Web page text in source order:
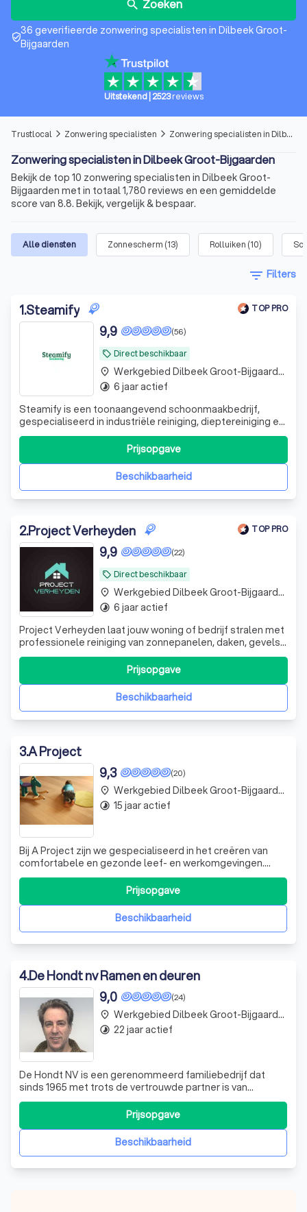
search Zoeken
verified_user
36 geverifieerde zonwering specialisten in Dilbeek Groot-
Bijgaarden
Uitstekend| 2523 reviews
Trustlocal arrow_forward_ios Zonwering specialisten arrow_forward_ios Zonwering specialisten in Dilbeek Groot-Bijgaarden
Zonwering specialisten in Dilbeek Groot-Bijgaarden
Bekijk de top 10 zonwering specialisten in Dilbeek Groot-
Bijgaarden met in totaal 1,780 reviews en een gemiddelde
score van 8.8. Bekijk, vergelijk & bespaar.
Alle diensten Zonnescherm (13) Rolluiken (10)
filter_list Filters
1.Steamify TOP PRO
local_offer Direct beschikbaar
(56)
9,9
Steamify is een toonaangevend schoonmaakbedrijf,
gespecialiseerd in industriële reiniging, dieptereiniging en
ontstoffingswerken. Met een passie voor orde, netheid en
kwaliteit bieden wij gespecialiseerde
schoonmaakoplossingen voor bedrijven in de
voedingsindustrie, horeca, grootkeukens, koel- en vr
Beschikbaarheid
Prijsopgave
place Werkgebied Dilbeek Groot-Bijgaarden
timelapse 6 jaar actief
2.Project Verheyden TOP PRO
local_offer Direct beschikbaar
(22)
9,9
Project Verheyden laat jouw woning of bedrijf stralen met
professionele reiniging van zonnepanelen, daken, gevels
en opritten – snel, veilig en tot in de puntjes verzorgd.
Beschikbaarheid
Prijsopgave
place Werkgebied Dilbeek Groot-Bijgaarden
timelapse 6 jaar actief
3.A Project
(20)
9,3
Bij A Project zijn we gespecialiseerd in het creëren van
comfortabele en gezonde leef- en werkomgevingen.
Wist u dat een tapijt eigenlijk de beste keuze is voor uw
gezondheid? Het houdt stof vast en zorgt voor een
goede akoestiek, ideaal voor drukke kantoren. We bieden
een breed scala aan tapijten,Beschikbaarheid
Prijsopgave
place Werkgebied Dilbeek Groot-Bijgaarden
timelapse 15 jaar actief
4.De Hondt nv Ramen en deuren
(24)
9,0
De Hondt NV is een gerenommeerd familiebedrijf dat
sinds 1965 met trots de vertrouwde partner is van
bouwers, verbouwers en architecten. Met meer dan 50
jaar ervaring in de branche, hebben we een professioneel
en ervaren team van 19 personen die zich inzetten voor de
productie en plaatsing van alumi
Beschikbaarheid
Prijsopgave
place Werkgebied Dilbeek Groot-Bijgaarden
timelapse 22 jaar actief